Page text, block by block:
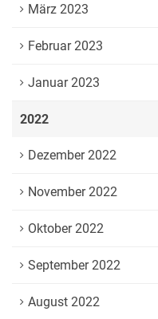
März 2023
Februar 2023
Januar 2023
2022
Dezember 2022
November 2022
Oktober 2022
September 2022
August 2022